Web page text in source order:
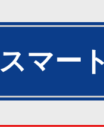
スマー